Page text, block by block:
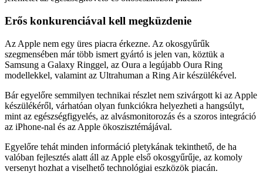
Erős konkurenciával kell megküzdenie
Az Apple nem egy üres piacra érkezne. Az okosgyűrűk
szegmensében már több ismert gyártó is jelen van, köztük a
Samsung a Galaxy Ringgel, az Oura a legújabb Oura Ring
modellekkel, valamint az Ultrahuman a Ring Air készülékével.
Bár egyelőre semmilyen technikai részlet nem szivárgott ki az Apple
készülékéről, várhatóan olyan funkciókra helyezheti a hangsúlyt,
mint az egészségfigyelés, az alvásmonitorozás és a szoros integráció
az iPhone-nal és az Apple ökoszisztémájával.
Egyelőre tehát minden információ pletykának tekinthető, de ha
valóban fejlesztés alatt áll az Apple első okosgyűrűje, az komoly
versenyt hozhat a viselhető technológiai eszközök piacán.